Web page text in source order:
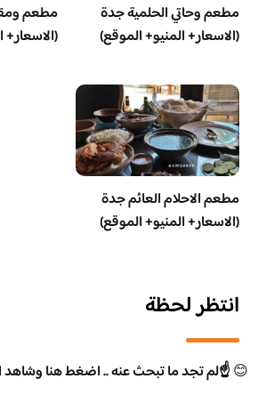
مطعم وحاتي الحلمية جدة
(الاسعار+ المنيو+ الموقع)
مطعم
(الاسعار+
مطعم الاحلام العائم جدة
(الاسعار+ المنيو+ الموقع)
انتظر لحظة
😊☝️لم تجد ما تبحث عنه .. اضغط هنا وشاهد